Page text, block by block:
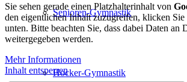
Senioren-Gymnastik
Hocker-Gymnastik
Sie sehen gerade einen Platzhalterinhalt von
den eigentlichen Inhalt zuzugreifen, klicken
unten. Bitte beachten Sie, dass dabei Daten an
weitergegeben werden.
Mehr Informationen
Inhalt entsperren